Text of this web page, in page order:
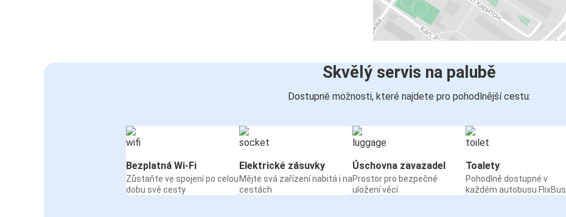
Skvělý servis na palubě
Dostupné možnosti, které najdete pro pohodlnější cestu:
Bezplatná Wi-Fi
Zůstaňte ve spojení po celou
dobu své cesty
Elektrické zásuvky
Mějte svá zařízení nabitá i na
cestách
Úschovna zavazadel
Prostor pro bezpečné
uložení věcí
Toalety
Pohodlně dostupné v
každém autobusu FlixBus